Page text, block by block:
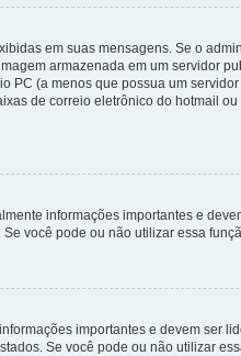
em suas mensagens. Se o
armazenada em um servidor
PC (a menos que possua um
de correio eletrônico do hotmail
informações importantes e
você pode ou não utilizar essa
importantes e devem ser
Se você pode ou não utilizar